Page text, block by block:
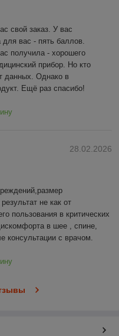
добавят стиля и
разнообразие
украшений,
маникюрных
наборов, стильных
кошельков и
аксессуаров,
всё для того, чтобы
свой заказ. У вас
вас - пять баллов.
получила - хорошего
прибор. Но кто
данных. Однако в
Ещё раз спасибо!
28.02.2026
не как от
пользования в критических
в шее , спине,
консультации с врачом.